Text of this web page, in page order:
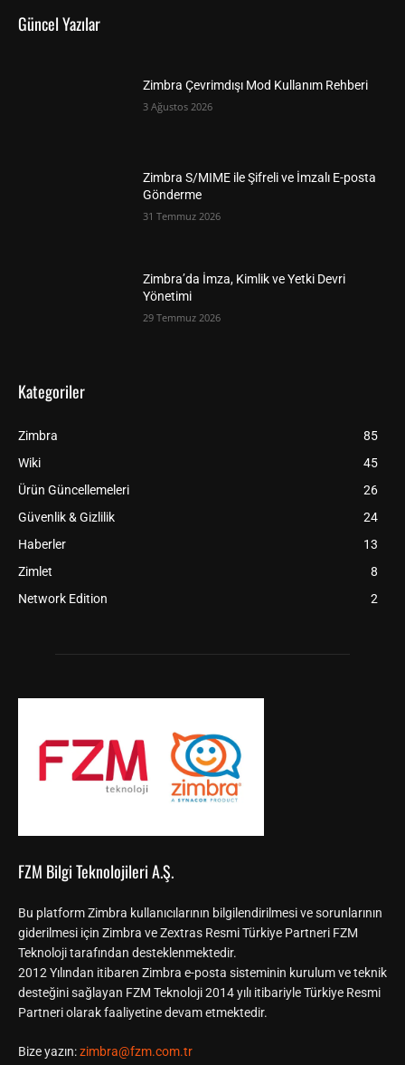
Güncel Yazılar
Zimbra Çevrimdışı Mod Kullanım Rehberi
3 Ağustos 2026
Zimbra S/MIME ile Şifreli ve İmzalı E-posta
Gönderme
31 Temmuz 2026
Zimbra’da İmza, Kimlik ve Yetki Devri
Yönetimi
29 Temmuz 2026
Kategoriler
Zimbra
85
Wiki
45
Ürün Güncellemeleri
26
Güvenlik & Gizlilik
24
Haberler
13
Zimlet
8
Network Edition
2
FZM Bilgi Teknolojileri A.Ş.
Bu platform Zimbra kullanıcılarının bilgilendirilmesi ve sorunlarının
giderilmesi için Zimbra ve Zextras Resmi Türkiye Partneri FZM
Teknoloji tarafından desteklenmektedir.
2012 Yılından itibaren Zimbra e-posta sisteminin kurulum ve teknik
desteğini sağlayan FZM Teknoloji 2014 yılı itibariyle Türkiye Resmi
Partneri olarak faaliyetine devam etmektedir.
Bize yazın:zimbra@fzm.com.tr